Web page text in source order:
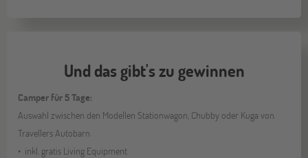
Und das gibt's zu gewinnen
Camper für 5 Tage:
Auswahl zwischen den Modellen Stationwagon, Chubby oder Kuga von
Travellers Autobarn
inkl. gratis Living Equipment